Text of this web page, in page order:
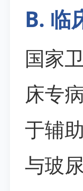
B. 临
国家
床专
于辅
与玻